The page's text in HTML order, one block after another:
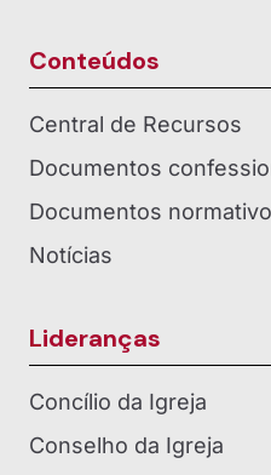
Conteúdos
Central de Recursos
Documentos
Documentos
Notícias
Lideranças
Concílio da Igreja
Conselho da Igreja